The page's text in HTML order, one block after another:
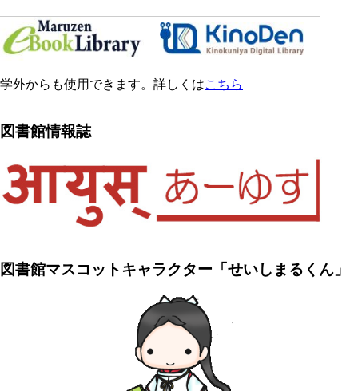
学外からも使用できます。詳しくはこちら
図書館情報誌
図書館マスコットキャラクター「せいしまるくん」